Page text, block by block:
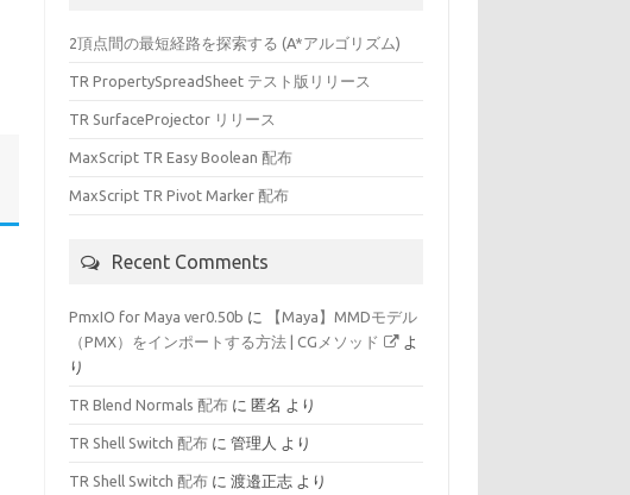
2頂点間の最短経路を探索する (A*アルゴリズム)
TR PropertySpreadSheet テスト版リリース
TR SurfaceProjector リリース
MaxScript TR Easy Boolean 配布
MaxScript TR Pivot Marker 配布
Recent Comments
PmxIO for Maya ver0.50b に
【Maya】MMDモデル
（PMX）をインポートする方法 | CGメソッド
よ
り
TR Blend Normals 配布 に 匿名 より
TR Shell Switch 配布 に管理人 より
TR Shell Switch 配布 に渡邉正志 より